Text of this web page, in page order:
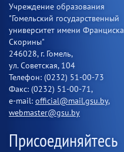
Учреждение образования
"Гомельский государственный
университет имени Франциска
Скорины"
246028, г. Гомель,
ул. Советская, 104
Телефон: (0232) 51-00-73
Факс: (0232) 51-00-71,
e-mail: official@mail.gsu.by,
webmaster@gsu.by
Присоединяйтесь